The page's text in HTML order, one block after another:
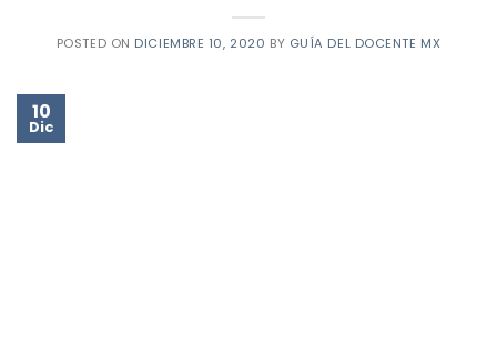
POSTED ON DICIEMBRE 10, 2020 BY GUÍA DEL DOCENTE MX
10
Dic